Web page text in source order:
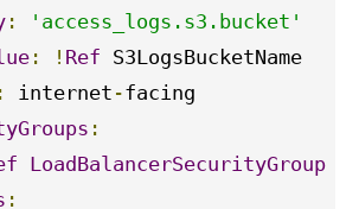
:
'access_logs.s3.bucket'
: ! Ref S3LogsBucketName
: internet -facing
:
LoadBalancerSecurityGroup
: